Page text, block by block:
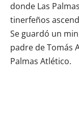
donde Las
tinerfeños
Se guardó un
padre de Tomás
Palmas Atlético.